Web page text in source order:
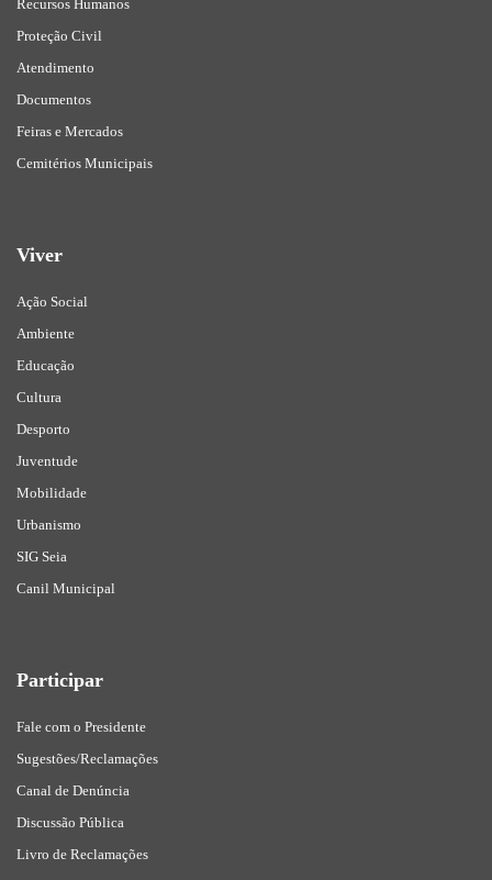
Recursos Humanos
Proteção Civil
Atendimento
Documentos
Feiras e Mercados
Cemitérios Municipais
Viver
Ação Social
Ambiente
Educação
Cultura
Desporto
Juventude
Mobilidade
Urbanismo
SIG Seia
Canil Municipal
Participar
Fale com o Presidente
Sugestões/Reclamações
Canal de Denúncia
Discussão Pública
Livro de Reclamações